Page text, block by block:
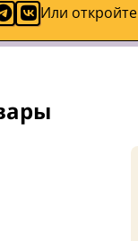
Или откройте